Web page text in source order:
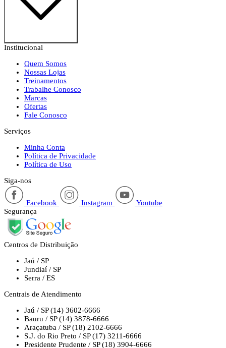
Institucional
Quem Somos
Nossas Lojas
Treinamentos
Trabalhe Conosco
Marcas
Ofertas
Fale Conosco
Serviços
Minha Conta
Política de Privacidade
Política de Uso
Siga-nos
Facebook Instagram
Youtube
Segurança
Centros de Distribuição
Jaú / SP
Jundiaí / SP
Serra / ES
Centrais de Atendimento
Jaú / SP (14) 3602-6666
Bauru / SP (14) 3878-6666
Araçatuba / SP (18) 2102-6666
S.J. do Rio Preto / SP (17) 3211-6666
Presidente Prudente / SP (18) 3904-6666